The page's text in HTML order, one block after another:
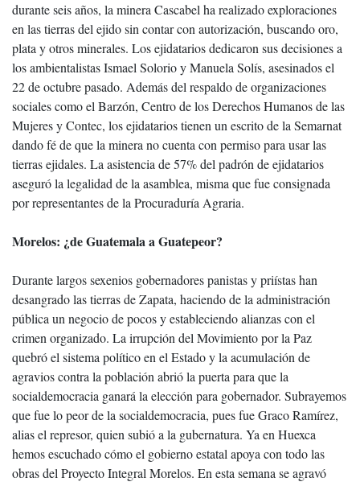
durante seis años, la minera Cascabel ha realizado exploraciones
en las tierras del ejido sin contar con autorización, buscando oro,
plata y otros minerales. Los ejidatarios dedicaron sus decisiones a
los ambientalistas Ismael Solorio y Manuela Solís, asesinados el
22 de octubre pasado. Además del respaldo de organizaciones
sociales como el Barzón, Centro de los Derechos Humanos de las
Mujeres y Contec, los ejidatarios tienen un escrito de la Semarnat
dando fé de que la minera no cuenta con permiso para usar las
tierras ejidales. La asistencia de 57% del padrón de ejidatarios
aseguró la legalidad de la asamblea, misma que fue consignada
por representantes de la Procuraduría Agraria.
Morelos: ¿de Guatemala a Guatepeor?
Durante largos sexenios gobernadores panistas y priístas han
desangrado las tierras de Zapata, haciendo de la administración
pública un negocio de pocos y estableciendo alianzas con el
crimen organizado. La irrupción del Movimiento por la Paz
quebró el sistema político en el Estado y la acumulación de
agravios contra la población abrió la puerta para que la
socialdemocracia ganará la elección para gobernador. Subrayemos
que fue lo peor de la socialdemocracia, pues fue Graco Ramírez,
alias el represor, quien subió a la gubernatura. Ya en Huexca
hemos escuchado cómo el gobierno estatal apoya con todo las
obras del Proyecto Integral Morelos. En esta semana se agravó